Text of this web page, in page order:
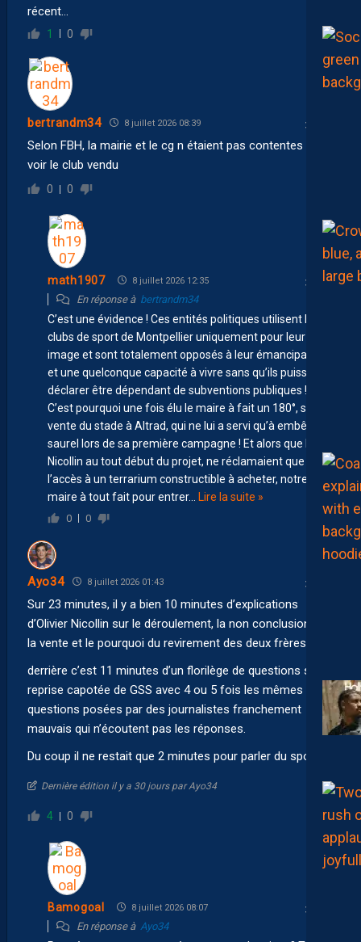
récent…
1 0
bertrandm34 8 juillet 2026 08:39
Selon FBH, la mairie et le cg n étaient pas contentes de
voir le club vendu
0 0
math1907 8 juillet 2026 12:35
En réponse à bertrandm34
C’est une évidence ! Ces entités politiques utilisent les
clubs de sport de Montpellier uniquement pour leur
image et sont totalement opposés à leur émancipation
et une quelconque capacité à vivre sans qu’ils puissent
déclarer être dépendant de subventions publiques !
C’est pourquoi une fois élu le maire à fait un 180°, sur la
vente du stade à Altrad, qui ne lui a servi qu’à embêter
saurel lors de sa première campagne ! Et alors que les
Nicollin au tout début du projet, ne réclamaient que
l’accès à un terrarium constructible à acheter, notre
maire à tout fait pour entrer… Lire la suite »
0 0
Ayo34 8 juillet 2026 01:43
Sur 23 minutes, il y a bien 10 minutes d’explications
d’Olivier Nicollin sur le déroulement, la non conclusion de
la vente et le pourquoi du revirement des deux frères.
derrière c’est 11 minutes d’un florilège de questions sur la
reprise capotée de GSS avec 4 ou 5 fois les mêmes
questions posées par des journalistes franchement
mauvais qui n’écoutent pas les réponses.
Du coup il ne restait que 2 minutes pour parler du sportif…
Dernière édition il y a 30 jours par Ayo34
4 0
Bamogoal 8 juillet 2026 08:07
En réponse à Ayo34